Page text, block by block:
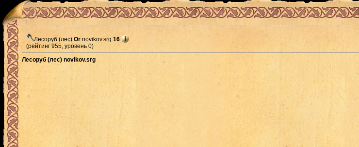
Лесоруб (лес) Or novikov.srg 16
(рейтинг 955, уровень 0)
Лесоруб (лес) novikov.srg